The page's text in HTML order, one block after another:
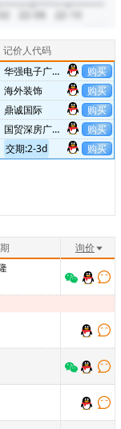
记价人代码
华强电子广场
购买
海外装饰
购买
鼎诚国际
购买
国贸深房广场
购买
交期:2-3d
购买
老华强
购买
购买
购买
购买
购买
购买
购买
询价